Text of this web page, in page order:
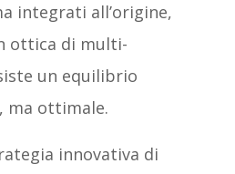
integrati all’origine,
ottica di multi-
un equilibrio
ma ottimale.
innovativa di